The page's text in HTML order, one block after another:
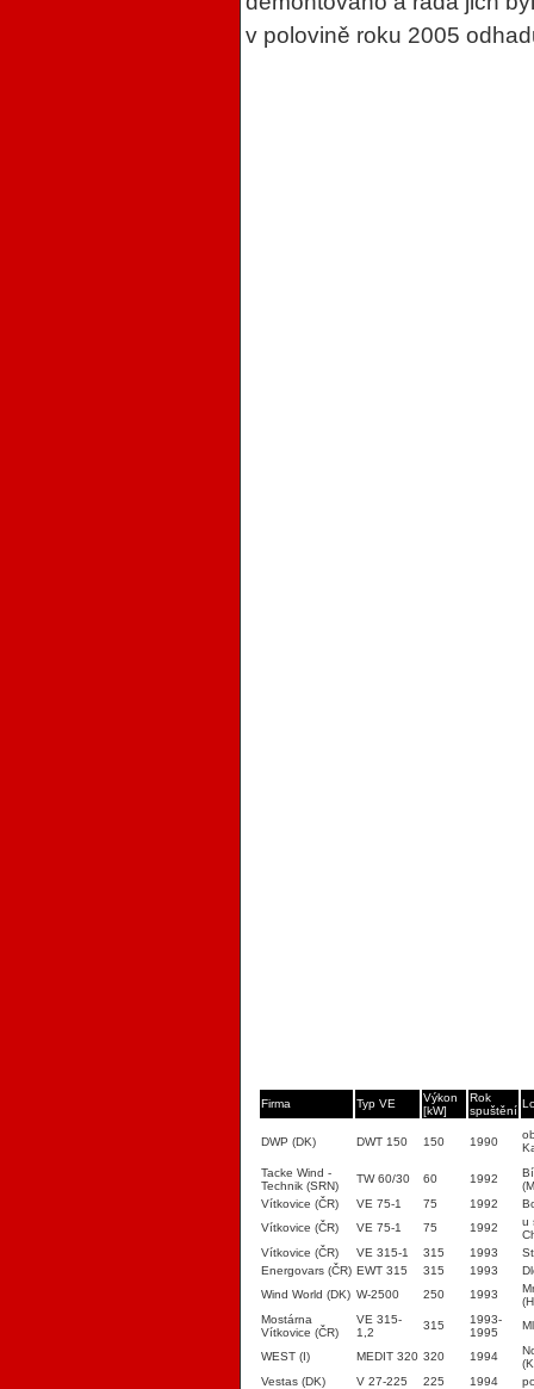
v polovině roku 2005
Firma Typ VE
Výkon
[kW]
Rok
spuštění
DWP (DK) DWT 150 150 1990
Tacke Wind -
Technik (SRN)
TW 60/30 60 1992
Vítkovice (ČR)
VE 75-1 75 1992
Vítkovice (ČR)
VE 75-1 75 1992
u
Vítkovice (ČR)
VE 315-1 315 1993
Energovars (ČR) EWT 315 315 1993
Wind World (DK) W-2500 250 1993
Mostárna
Vítkovice (ČR)
VE 315-
1,2
315
1993-
1995
WEST (I) MEDIT 320 320 1994
Vestas (DK)
V 27-225 225 1994